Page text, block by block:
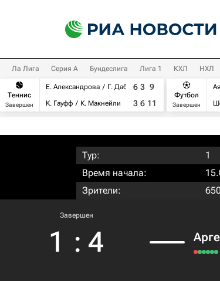
Ла Лига Серия А Бундеслига Лига 1 КХЛ НХЛ
Теннис
Завершен
Е. Александрова
Г. Дабровски
К. Гауфф
К. Макнейли
6 3 9
3 6 11
Футбол
Завершен
Тур:
1
Время начала:
Зрители:
Завершен
1 : 4